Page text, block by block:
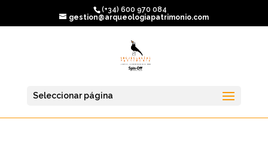
(+34) 600 970 084
gestion@arqueologiapatrimonio.com
Seleccionar página